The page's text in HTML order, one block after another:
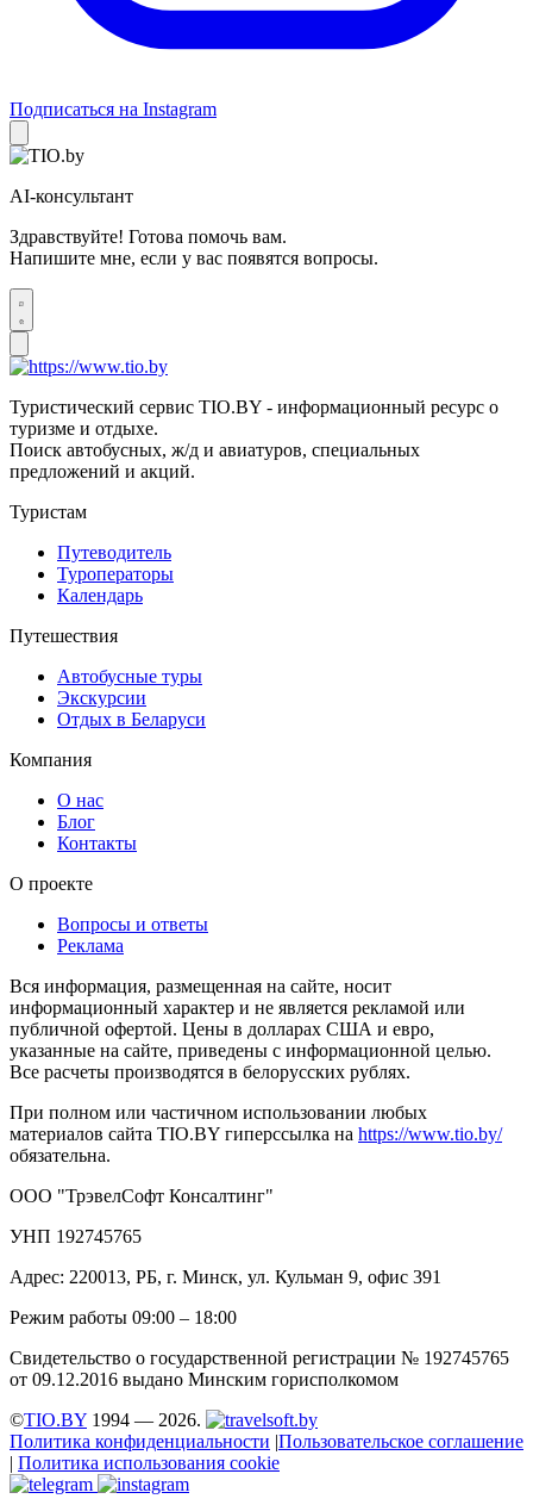
Подписаться на Instagram
AI-консультант
Здравствуйте! Готова помочь вам.
Напишите мне, если у вас появятся вопросы.
Туристический сервис TIO.BY - информационный ресурс о
туризме и отдыхе.
Поиск автобусных, ж/д и авиатуров, специальных
предложений и акций.
Туристам
Путеводитель
Туроператоры
Календарь
Путешествия
Автобусные туры
Экскурсии
Отдых в Беларуси
Компания
О нас
Блог
Контакты
О проекте
Вопросы и ответы
Реклама
Вся информация, размещенная на сайте, носит
информационный характер и не является рекламой или
публичной офертой. Цены в долларах США и евро,
указанные на сайте, приведены с информационной целью.
Все расчеты производятся в белорусских рублях.
При полном или частичном использовании любых
материалов сайта TIO.BY гиперссылка на https://www.tio.by/
обязательна.
ООО "ТрэвелСофт Консалтинг"
УНП 192745765
Адрес: 220013, РБ, г. Минск, ул. Кульман 9, офис 391
Режим работы 09:00 – 18:00
Свидетельство о государственной регистрации № 192745765
от 09.12.2016 выдано Минским горисполкомом
©TIO.BY 1994 — 2026.
Политика конфиденциальности |Пользовательское соглашение
| Политика использования cookie